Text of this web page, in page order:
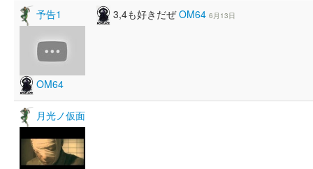
予告1
OM64
3,4も好きだぜOM64 6月13日
月光ノ仮面